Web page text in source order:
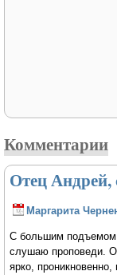
Комментарии
Отец Андрей,
Маргарита
С большим подъемом
слушаю проповеди.
ярко,